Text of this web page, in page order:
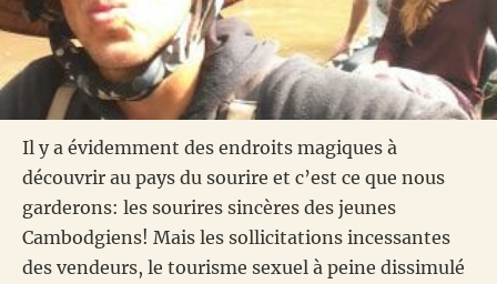
Il y a évidemment des endroits magiques à
découvrir au pays du sourire et c’est ce que nous
garderons: les sourires sincères des jeunes
Cambodgiens! Mais les sollicitations incessantes
des vendeurs, le tourisme sexuel à peine dissimulé